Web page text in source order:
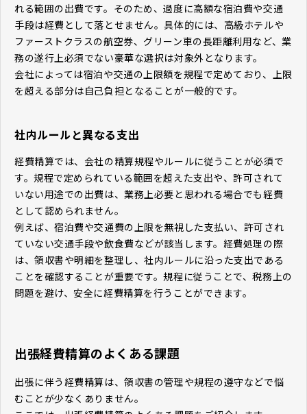
れる範囲の出費です。そのため、過度に高額な宿泊費や交通
手段は経費として落とせません。具体的には、高級ホテルや
ファーストクラスの航空券、グリーン車の長距離利用など、業
務の遂行上必須でない豪華な選択は対象外となります。
会社によっては宿泊や交通の上限額を規程で定めており、上限
を超える部分は自己負担となることが一般的です。
社内ルールと異なる支出
経費精算では、会社の精算規程やルールに従うことが必須で
す。規程で定められている範囲を超えた支出や、許可されて
いない用途での出費は、業務上必要と思われる場合でも経費
として認められません。
例えば、宿泊費や交通費の上限を無視した支払い、許可され
ていない交通手段や飲食費などが該当します。経費処理の際
は、領収書や明細を整理し、社内ルールに沿った支出である
ことを確認することが重要です。規程に従うことで、税務上の
問題を避け、安全に経費精算を行うことができます。
出張経費精算のよくある課題
出張に伴う経費精算は、領収書の管理や規程の遵守などで悩
むことが少なくありません。